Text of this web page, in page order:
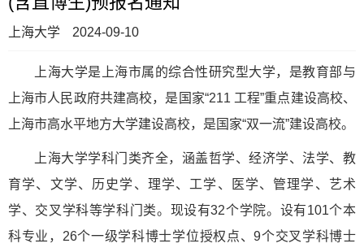
上海大学 2024-09-10
上海大学是上海市属的综合性研究型大学，是教育部与
上海市人民政府共建高校，是国家“211 工程”重点建设高校、
上海市高水平地方大学建设高校，是国家“双一流”建设高校。
上海大学学科门类齐全，涵盖哲学、经济学、法学、教
育学、文学、历史学、理学、工学、医学、管理学、艺术
学、交叉学科等学科门类。现设有32个学院。设有101个本
科专业，26个一级学科博士学位授权点、9个交叉学科博士